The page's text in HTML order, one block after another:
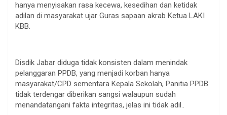
hanya menyisakan rasa kecewa, kesedihan dan ketidak
adilan di masyarakat ujar Guras sapaan akrab Ketua LAKI
KBB.
Disdik Jabar diduga tidak konsisten dalam menindak
pelanggaran PPDB, yang menjadi korban hanya
masyarakat/CPD sementara Kepala Sekolah, Panitia PPDB
tidak terdengar diberikan sangsi walaupun sudah
menandatangani fakta integritas, jelas ini tidak adil..